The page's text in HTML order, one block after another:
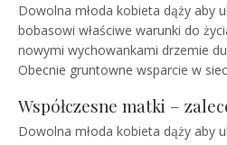
Dowolna młoda kobieta dąży aby
bobasowi właściwe warunki do
nowymi wychowankami drzemie
Obecnie gruntowne wsparcie w
Współczesne matki –
Dowolna młoda kobieta dąży aby